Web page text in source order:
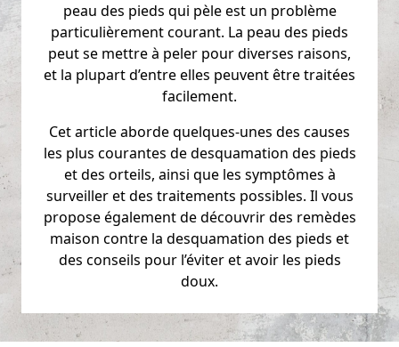
peau des pieds qui pèle est un problème
particulièrement courant. La peau des pieds
peut se mettre à peler pour diverses raisons,
et la plupart d’entre elles peuvent être traitées
facilement.
Cet article aborde quelques-unes des causes
les plus courantes de desquamation des pieds
et des orteils, ainsi que les symptômes à
surveiller et des traitements possibles. Il vous
propose également de découvrir des remèdes
maison contre la desquamation des pieds et
des conseils pour l’éviter et avoir les pieds
doux.